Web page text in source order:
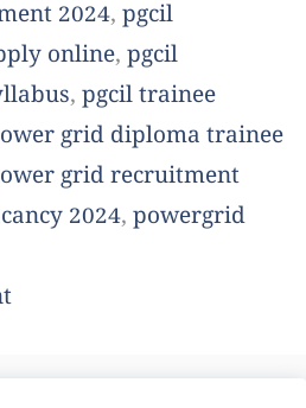
2024, pgcil
online, pgcil
, pgcil trainee
grid diploma trainee
grid recruitment
2024, powergrid